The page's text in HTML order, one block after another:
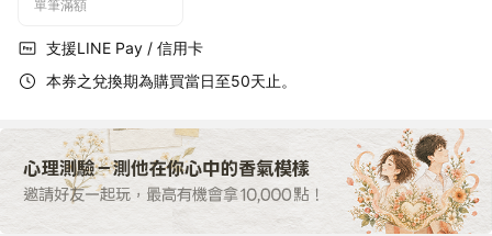
單筆滿額
支援LINE Pay / 信用卡
本券之兌換期為購買當日至50天止。